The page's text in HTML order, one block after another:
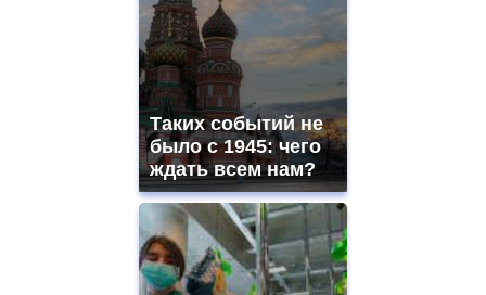
Таких событий не
было с 1945: чего
ждать всем нам?